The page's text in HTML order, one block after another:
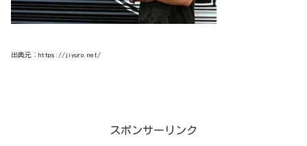
出典元：https://jiyuro.net/
スポンサーリンク